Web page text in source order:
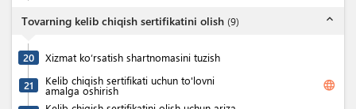
Tovarning kelib chiqish sertifikatini olish (9) expand_less
20 Xizmat ko‘rsatish shartnomasini tuzish
21 Kelib chiqish sertifikati uchun to'lovni
amalga oshirish language